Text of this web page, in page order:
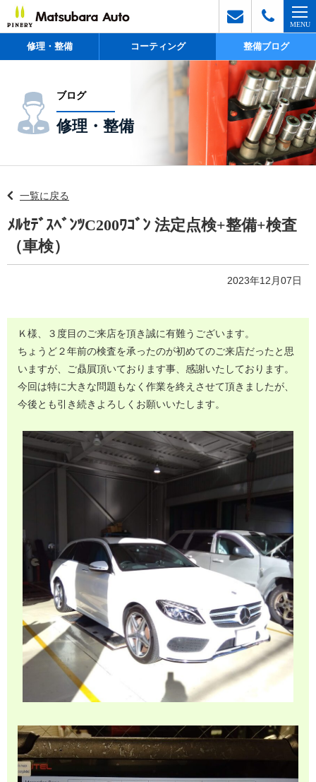
修理・整備 コーティング 整備ブログ
ブログ
修理・整備
一覧に戻る
ﾒﾙｾﾃﾞｽﾍﾞﾝﾂC200ﾜｺﾞﾝ 法定点検+整備+検査
（車検）
2023年12月07日
Ｋ様、３度目のご来店を頂き誠に有難うございます。
ちょうど２年前の検査を承ったのが初めてのご来店だったと思
いますが、ご贔屓頂いております事、感謝いたしております。
今回は特に大きな問題もなく作業を終えさせて頂きましたが、
今後とも引き続きよろしくお願いいたします。